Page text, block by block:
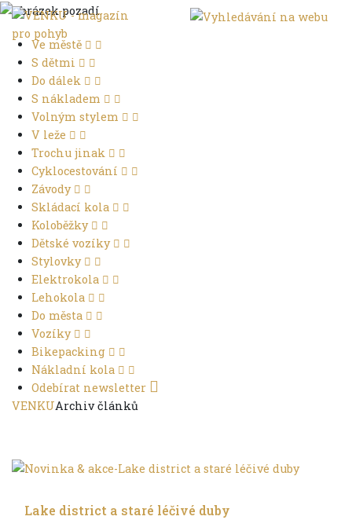
Ve městě
S dětmi
Do dálek
S nákladem
Volným stylem
V leže
Trochu jinak
Cyklocestování
Závody
Skládací kola
Koloběžky
Dětské vozíky
Stylovky
Elektrokola
Lehokola
Do města
Vozíky
Bikepacking
Nákladní kola
Odebírat newsletter
VENKUArchiv článků
Lake district a staré léčivé duby